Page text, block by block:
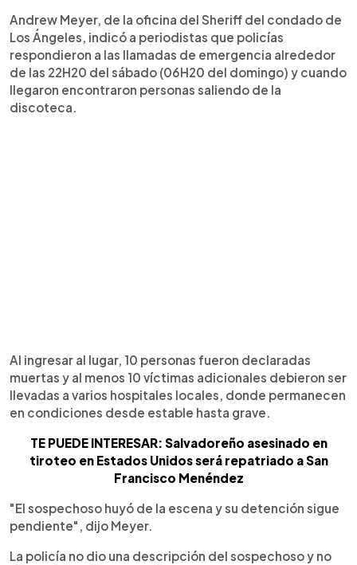
Andrew Meyer, de la oficina del Sheriff del condado de
Los Ángeles, indicó a periodistas que policías
respondieron a las llamadas de emergencia alrededor
de las 22H20 del sábado (06H20 del domingo) y cuando
llegaron encontraron personas saliendo de la
discoteca.
Al ingresar al lugar, 10 personas fueron declaradas
muertas y al menos 10 víctimas adicionales debieron ser
llevadas a varios hospitales locales, donde permanecen
en condiciones desde estable hasta grave.
TE PUEDE INTERESAR: Salvadoreño asesinado en
tiroteo en Estados Unidos será repatriado a San
Francisco Menéndez
"El sospechoso huyó de la escena y su detención sigue
pendiente", dijo Meyer.
La policía no dio una descripción del sospechoso y no